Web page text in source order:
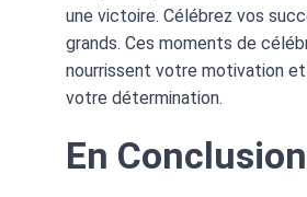
une victoire. Célébrez vos
grands. Ces moments de
nourrissent votre motivation
votre détermination.
En Conclusion